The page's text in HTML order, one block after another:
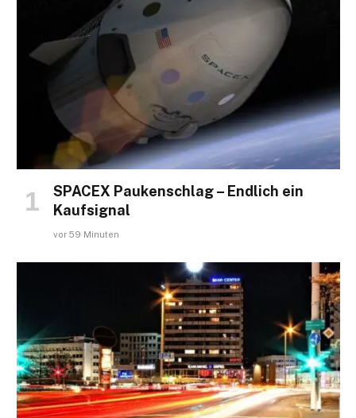
SPACEX Paukenschlag – Endlich ein
Kaufsignal
vor 59 Minuten